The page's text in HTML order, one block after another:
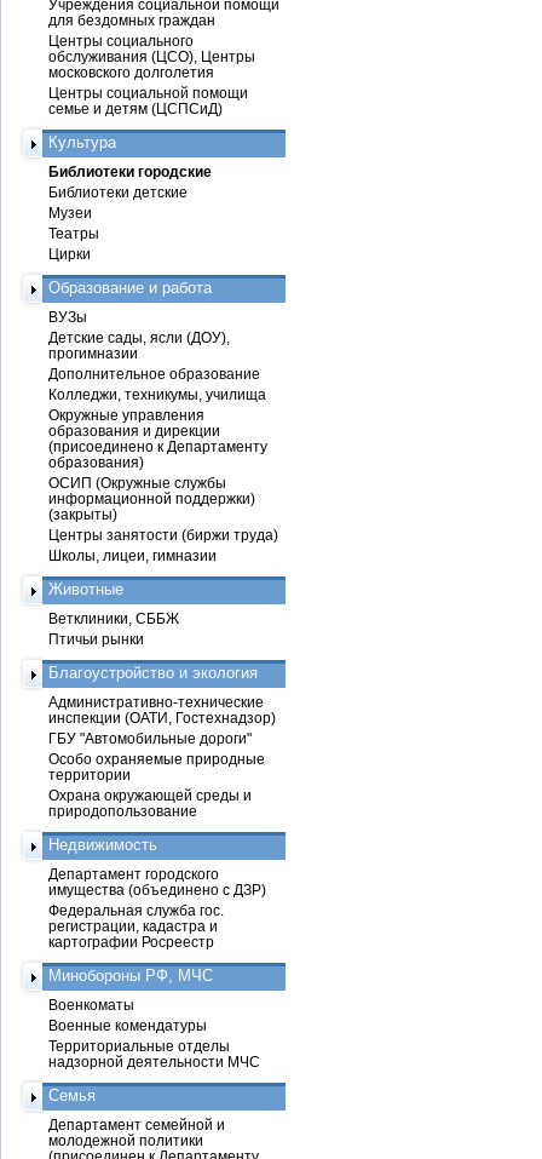
Учреждения социальной помощи
для бездомных граждан
Центры социального
обслуживания (ЦСО), Центры
московского долголетия
Центры социальной помощи
семье и детям (ЦСПСиД)
Культура
Библиотеки городские
Библиотеки детские
Музеи
Театры
Цирки
Образование и работа
ВУЗы
Детские сады, ясли (ДОУ),
прогимназии
Дополнительное образование
Колледжи, техникумы, училища
Окружные управления
образования и дирекции
(присоединено к Департаменту
образования)
ОСИП (Окружные службы
информационной поддержки)
(закрыты)
Центры занятости (биржи труда)
Школы, лицеи, гимназии
Животные
Ветклиники, СББЖ
Птичьи рынки
Благоустройство и экология
Административно-технические
инспекции (ОАТИ, Гостехнадзор)
ГБУ "Автомобильные дороги"
Особо охраняемые природные
территории
Охрана окружающей среды и
природопользование
Недвижимость
Департамент городского
имущества (объединено с ДЗР)
Федеральная служба гос.
регистрации, кадастра и
картографии Росреестр
Минобороны РФ, МЧС
Военкоматы
Военные комендатуры
Территориальные отделы
надзорной деятельности МЧС
Семья
Департамент семейной и
молодежной политики